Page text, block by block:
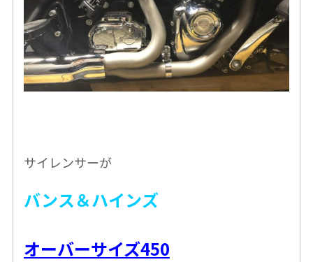
サイレンサーが
バンス＆ハインズ
オーバーサイズ450